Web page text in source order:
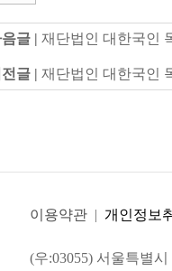
글 | 재단법인 대한국인
글 | 재단법인 대한국인
이용약관 | 개인정보
(우:03055) 서울특별